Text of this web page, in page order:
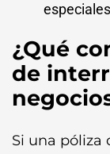
¿Qué
de
Si una póliza